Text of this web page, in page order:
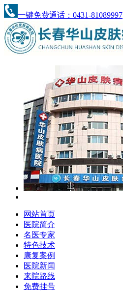
一键免费通话：0431-81089997
网站首页
医院简介
名医专家
特色技术
康复案例
医院新闻
来院路线
免费挂号